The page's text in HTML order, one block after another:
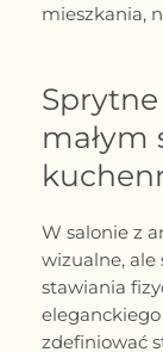
mieszkania,
małym
W salonie z
wizualne, ale
stawiania
zdefiniować